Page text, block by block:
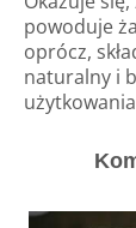
powoduje
oprócz,
naturalny i